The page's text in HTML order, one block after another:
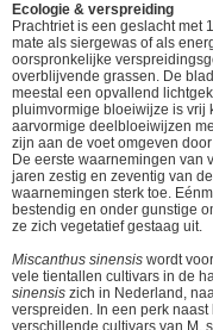
Ecologie & verspreiding
Prachtriet is een geslacht met
mate als siergewas of als
oorspronkelijke
overblijvende grassen. De
meestal een opvallend
pluimvormige bloeiwijze is vrij
aarvormige deelbloeiwijzen
zijn aan de voet omgeven
De eerste waarnemingen van
jaren zestig en zeventig van
waarnemingen sterk toe.
bestendig en onder gunstige
ze zich vegetatief gestaag uit.
Miscanthus sinensis wordt
vele tientallen cultivars in de
sinensis zich in Nederland,
verspreiden. In een perk
verschillende cultivars van M.